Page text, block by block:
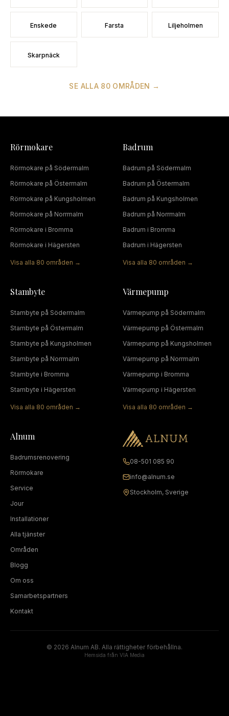
Enskede Farsta Liljeholmen
Skarpnäck
SE ALLA 80 OMRÅDEN →
Rörmokare
Rörmokare på Södermalm
Rörmokare på Östermalm
Rörmokare på Kungsholmen
Rörmokare på Norrmalm
Rörmokare i Bromma
Rörmokare i Hägersten
Visa alla 80 områden →
Badrum
Badrum på Södermalm
Badrum på Östermalm
Badrum på Kungsholmen
Badrum på Norrmalm
Badrum i Bromma
Badrum i Hägersten
Visa alla 80 områden →
Stambyte
Stambyte på Södermalm
Stambyte på Östermalm
Stambyte på Kungsholmen
Stambyte på Norrmalm
Stambyte i Bromma
Stambyte i Hägersten
Visa alla 80 områden →
Värmepump
Värmepump på Södermalm
Värmepump på Östermalm
Värmepump på Kungsholmen
Värmepump på Norrmalm
Värmepump i Bromma
Värmepump i Hägersten
Visa alla 80 områden →
Alnum
Badrumsrenovering
Rörmokare
Service
Jour
Installationer
Alla tjänster
Områden
Blogg
Om oss
Samarbetspartners
Kontakt
08-501 085 90
info@alnum.se
Stockholm, Sverige
© 2026 Alnum AB. Alla rättigheter förbehållna.
Hemsida från VIA Media